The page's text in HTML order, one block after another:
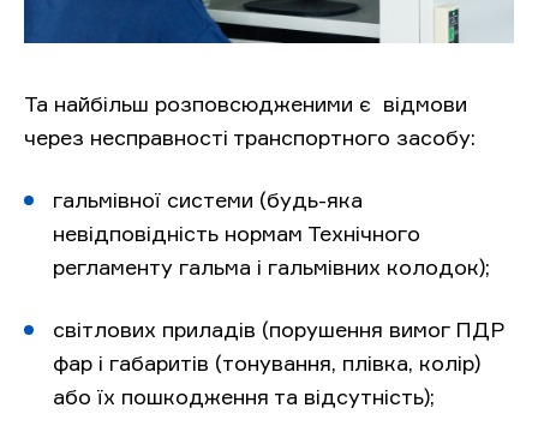
Та найбільш розповсюдженими є відмови
через несправності транспортного засобу:
гальмівної системи (будь-яка
невідповідність нормам Технічного
регламенту гальма і гальмівних колодок);
світлових приладів (порушення вимог ПДР
фар і габаритів (тонування, плівка, колір)
або їх пошкодження та відсутність);